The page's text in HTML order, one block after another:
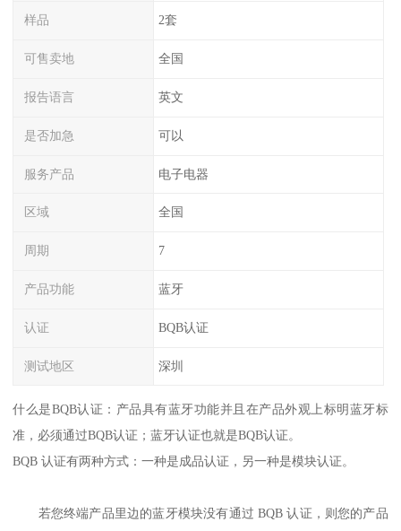
样品 2套
可售卖地 全国
报告语言 英文
是否加急 可以
服务产品 电子电器
区域 全国
周期 7
产品功能 蓝牙
认证 BQB认证
测试地区 深圳
什么是BQB认证：产品具有蓝牙功能并且在产品外观上标明蓝牙标
准，必须通过BQB认证；蓝牙认证也就是BQB认证。
BQB 认证有两种方式：一种是成品认证，另一种是模块认证。
若您终端产品里边的蓝牙模块没有通过 BQB 认证，则您的产品